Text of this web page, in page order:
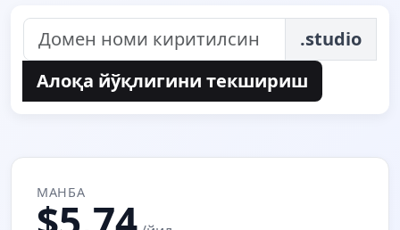
.studio
Алоқа йўқлигини текшириш
МАНБА